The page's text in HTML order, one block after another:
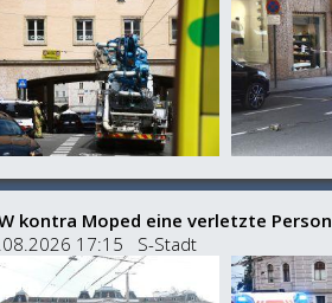
kontra Moped eine verletzte Person
17:15 S-Stadt